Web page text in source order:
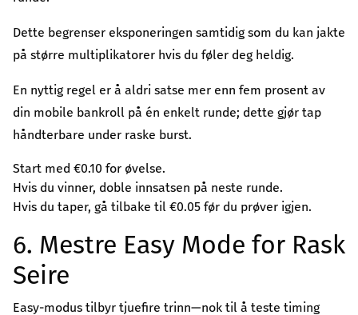
Dette begrenser eksponeringen samtidig som du kan jakte
på større multiplikatorer hvis du føler deg heldig.
En nyttig regel er å aldri satse mer enn fem prosent av
din mobile bankroll på én enkelt runde; dette gjør tap
håndterbare under raske burst.
Start med €0.10 for øvelse.
Hvis du vinner, doble innsatsen på neste runde.
Hvis du taper, gå tilbake til €0.05 før du prøver igjen.
6. Mestre Easy Mode for Rask
Seire
Easy-modus tilbyr tjuefire trinn—nok til å teste timing